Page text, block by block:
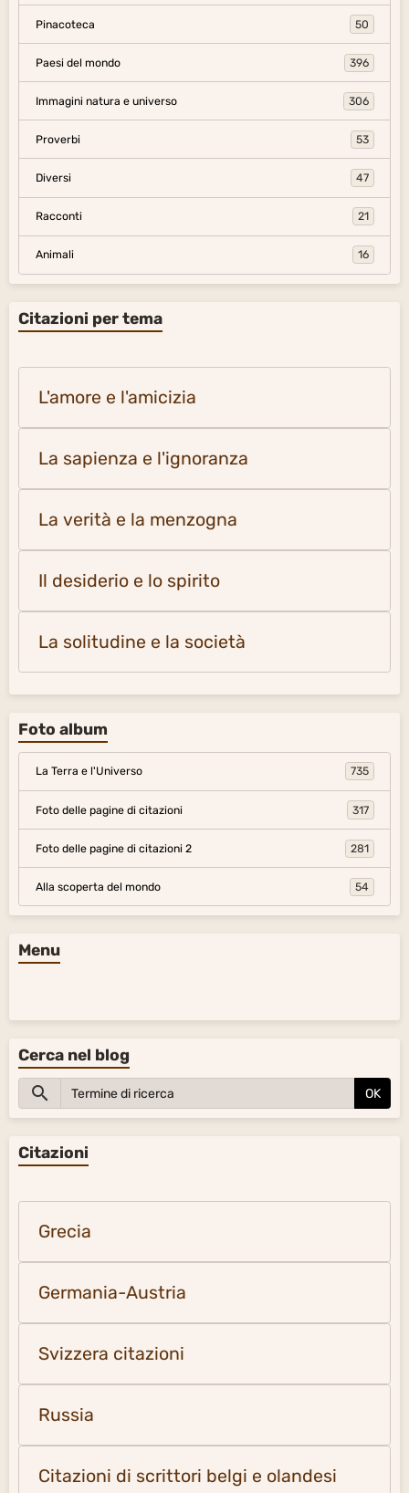
Pinacoteca 50
Paesi del mondo 396
Immagini natura e universo 306
Proverbi 53
Diversi 47
Racconti 21
Animali 16
Citazioni per tema
L'amore e l'amicizia
La sapienza e l'ignoranza
La verità e la menzogna
Il desiderio e lo spirito
La solitudine e la società
Foto album
La Terra e l'Universo 735
Foto delle pagine di citazioni 317
Foto delle pagine di citazioni 2 281
Alla scoperta del mondo 54
Menu
Cerca nel blog
OK
Citazioni
Grecia
Germania-Austria
Svizzera citazioni
Russia
Citazioni di scrittori belgi e olandesi